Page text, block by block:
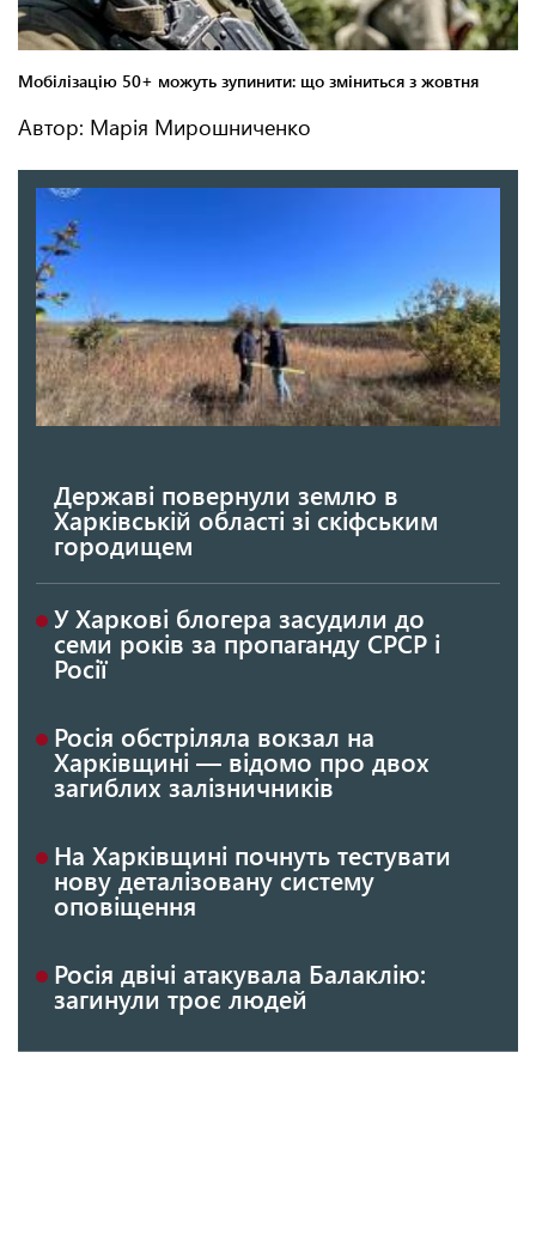
Автор: Марія Мирошниченко
Державі повернули землю в
Харківській області зі скіфським
городищем
У Харкові блогера засудили до
семи років за пропаганду СРСР і
Росії
Росія обстріляла вокзал на
Харківщині — відомо про двох
загиблих залізничників
На Харківщині почнуть тестувати
нову деталізовану систему
оповіщення
Росія двічі атакувала Балаклію:
загинули троє людей